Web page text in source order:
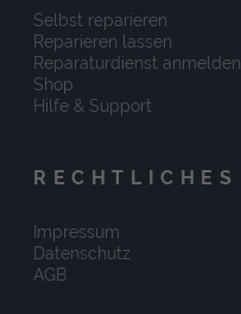
Selbst reparieren
Reparieren lassen
Reparaturdienst anmelden
Shop
Hilfe & Support
RECHTLICHES
Impressum
Datenschutz
AGB